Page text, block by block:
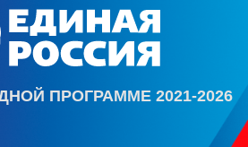
ПРОГРАММЕ 2021-2026